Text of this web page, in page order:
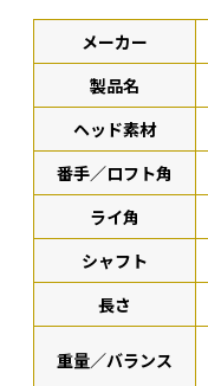
メーカー
製品名
ヘッド素材
番手／ロフト角
ライ角
シャフト
長さ
重量／バランス